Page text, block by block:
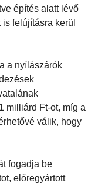
építés alatt lévő
felújításra kerül
a nyílászárók
milliárd Ft-ot, míg a
válik, hogy
fogadja be
előregyártott